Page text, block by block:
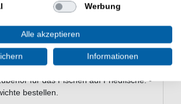
Bleie, unterschiedliche Anzahl je
gewähltem Gewicht
schwarz online kaufen &
für das Fischen auf Friedfische. -
bestellen.
Werbung
Alle akzeptieren
Informationen